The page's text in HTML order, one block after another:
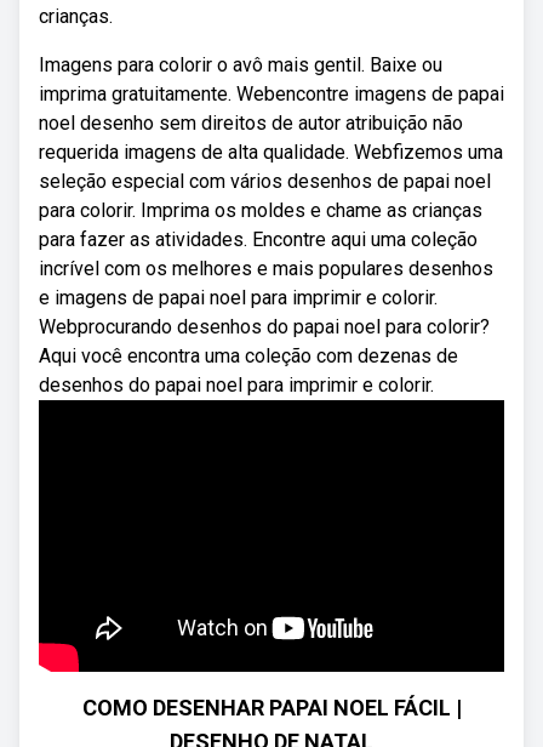
crianças.
Imagens para colorir o avô mais gentil. Baixe ou
imprima gratuitamente. Webencontre imagens de papai
noel desenho sem direitos de autor atribuição não
requerida imagens de alta qualidade. Webfizemos uma
seleção especial com vários desenhos de papai noel
para colorir. Imprima os moldes e chame as crianças
para fazer as atividades. Encontre aqui uma coleção
incrível com os melhores e mais populares desenhos
e imagens de papai noel para imprimir e colorir.
Webprocurando desenhos do papai noel para colorir?
Aqui você encontra uma coleção com dezenas de
desenhos do papai noel para imprimir e colorir.
COMO DESENHAR PAPAI NOEL FÁCIL |
DESENHO DE NATAL